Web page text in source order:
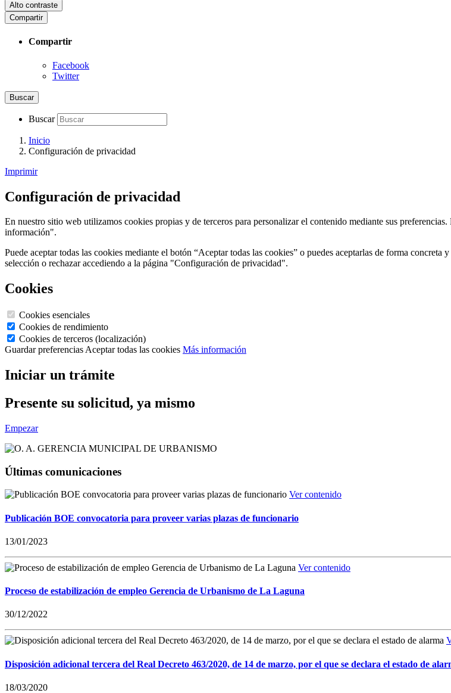
Alto contraste
Compartir
Compartir
Facebook
Twitter
Buscar
Buscar
Inicio
Configuración de privacidad
Imprimir
Configuración de privacidad
En nuestro sitio web utilizamos cookies propias y de terceros para personalizar el contenido mediante sus
información".
Puede aceptar todas las cookies mediante el botón “Aceptar todas las cookies” o puedes aceptarlas de forma
selección o rechazar accediendo a la página "Configuración de privacidad".
Cookies
Cookies esenciales
Cookies de rendimiento
Cookies de terceros (localización)
Guardar preferencias Aceptar todas las cookies Más información
Iniciar un trámite
Presente su solicitud, ya mismo
Empezar
Últimas comunicaciones
Ver contenido
Publicación BOE convocatoria para proveer varias plazas de funcionario
13/01/2023
Ver contenido
Proceso de estabilización de empleo Gerencia de Urbanismo de La Laguna
30/12/2022
Disposición adicional tercera del Real Decreto 463/2020, de 14 de marzo, por el que se declara el estado de
18/03/2020